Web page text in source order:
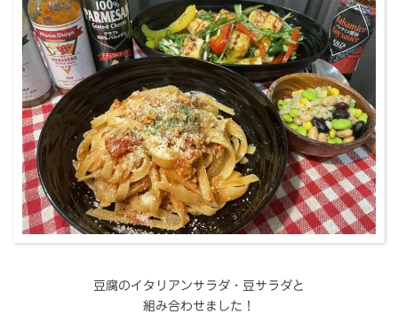
豆腐のイタリアンサラダ・豆サラダと
組み合わせました！